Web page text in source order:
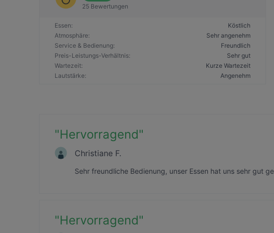
25 Bewertungen
Essen:
Köstlich
Atmosphäre:
Sehr angenehm
Service & Bedienung:
Freundlich
Preis-Leistungs-Verhältnis:
Sehr gut
Wartezeit:
Kurze Wartezeit
Lautstärke: Angenehm
"Hervorragend"
Christiane F.
Sehr freundliche Bedienung, unser Essen hat uns sehr gut
"Hervorragend"